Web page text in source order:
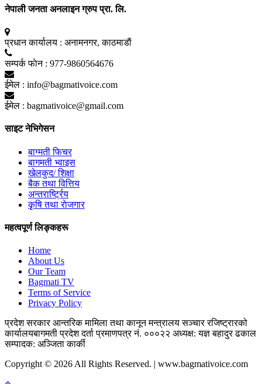
नेपाली जनता अनलाइन ग्रुप प्रा. लि.
प्रधान कार्यालय : अनामनगर, काठमाडाैं
सम्पर्क फाेन : 977-9860564676
ईमेल : info@bagmativoice.com
ईमेल : bagmativoice@gmail.com
साइट नेभिगेसन
बाग्मती फिचर
बागमती भ्वाइस
खेलकुद/ शिक्षा
बैक तथा वित्तिय
अन्तरार्ष्ट्रिय
कृृषि तथा राेजगार
महत्वपूर्ण लिङ्कहरू
Home
About Us
Our Team
Bagmati TV
Terms of Service
Privacy Policy
प्रदेश सरकारआन्तरिक मामिला तथा कानून मन्त्रालयसञ्चार रजिष्ट्रारको
कार्यालयबागमती प्रदेशदर्ता प्रमाणपत्र नं. ०००२२ अध्यक्ष: यज्ञ बहादुर ढकाल
सम्पादक: अञ्जिता कार्की
Copyright © 2026 All Rights Reserved. | www.bagmativoice.com